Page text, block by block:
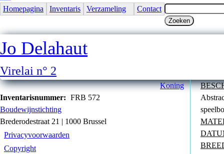
Homepagina
Inventaris Verzameling Contact
Jo Delahaut
Virelai n° 2
Inventarisnummer: FRB 572
Koning
Boudewijnstichting
Brederodestraat 21 | 1000 Brussel
Privacyvoorwaarden
Copyright